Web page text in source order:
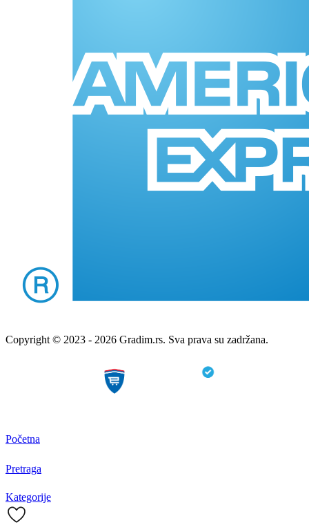
Copyright © 2023 - 2026 Gradim.rs. Sva prava su zadržana.
Početna
Pretraga
Kategorije